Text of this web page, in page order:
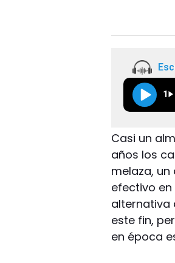
1
Casi un
años los
melaza,
efectivo en
alternativa
este fin,
en época